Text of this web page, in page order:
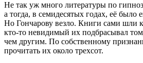
Не так уж много литературы по
а тогда, в семидесятых годах, её было
Но Гончарову везло. Книги сами шли
кто-то невидимый их подбрасывал
чем другим. По собственному
прочитать их около трехсот.